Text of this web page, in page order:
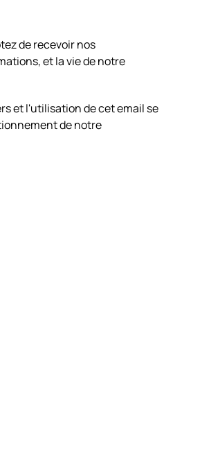
de recevoir nos
et la vie de notre
et l'utilisation de cet email se
de notre